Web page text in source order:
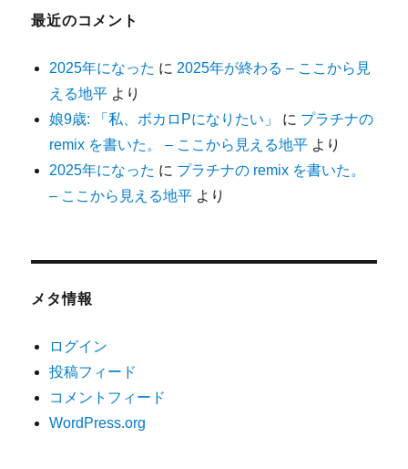
ブ
最近のコメント
2025年になった に 2025年が終わる – ここから見
える地平 より
娘9歳: 「私、ボカロPになりたい」
に プラチナの
remix を書いた。 – ここから見える地平 より
2025年になった に プラチナの remix を書いた。
– ここから見える地平 より
メタ情報
ログイン
投稿フィード
コメントフィード
WordPress.org